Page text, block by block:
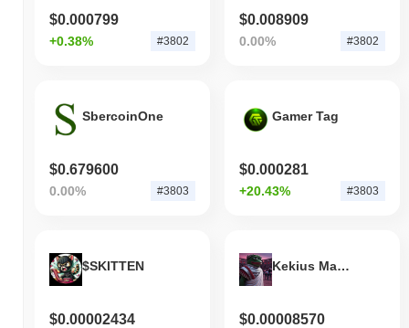
$0.000799
+0.38% #3802
$0.008909
0.00% #3802
SbercoinOne
$0.679600
0.00% #3803
Gamer Tag
$0.000281
+20.43% #3803
$SKITTEN
$0.00002434
Kekius Maximus
$0.00008570